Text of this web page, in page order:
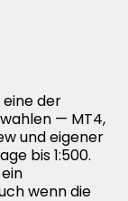
der
— MT4,
und eigener
bis 1:500.
wenn die